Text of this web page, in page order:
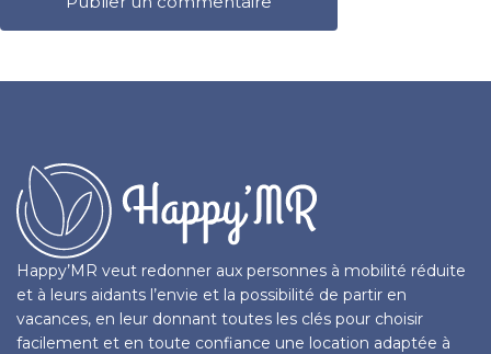
Happy’MR veut redonner aux personnes à mobilité réduite
et à leurs aidants l’envie et la possibilité de partir en
vacances, en leur donnant toutes les clés pour choisir
facilement et en toute confiance une location adaptée à